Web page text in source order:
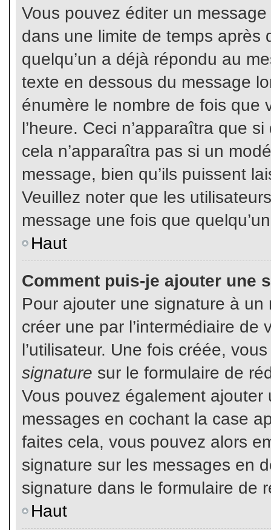
Vous pouvez éditer un
dans une limite de temps après
quelqu’un a déjà répondu au
texte en dessous du message
énumère le nombre de fois que
l’heure. Ceci n’apparaîtra que
cela n’apparaîtra pas si un
message, bien qu’ils puissent
Veuillez noter que les
message une fois que
Haut
Comment puis-je ajouter une
Pour ajouter une signature à un
créer une par l’intermédiaire
l’utilisateur. Une fois créée,
signature sur le formulaire de
Vous pouvez également
messages en cochant la case
faites cela, vous pouvez alors
signature sur les messages en
signature dans le formulaire de
Haut